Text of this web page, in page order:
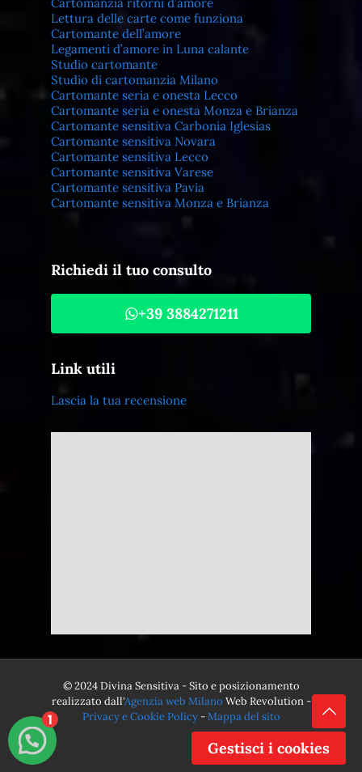
Lettura delle carte come funziona
Cartomante dell’amore
Legamenti d’amore in Luna calante
Studio cartomante
Studio di cartomanzia Milano
Cartomante seria e onesta Lecco
Cartomante seria e onesta Monza e Brianza
Cartomante sensitiva Carbonia Iglesias
Cartomante sensitiva Novara
Cartomante sensitiva Lecco
Cartomante sensitiva Varese
Cartomante sensitiva Pavia
Cartomante sensitiva Monza e Brianza
Richiedi il tuo consulto
+39 3884271211
Link utili
Lascia la tua recensione
© 2024 Divina Sensitiva - Sito e posizionamento
realizzato dall'Agenzia web Milano Web Revolution -
Privacy e Cookie Policy-Mappa del sito
1
Gestisci i cookies